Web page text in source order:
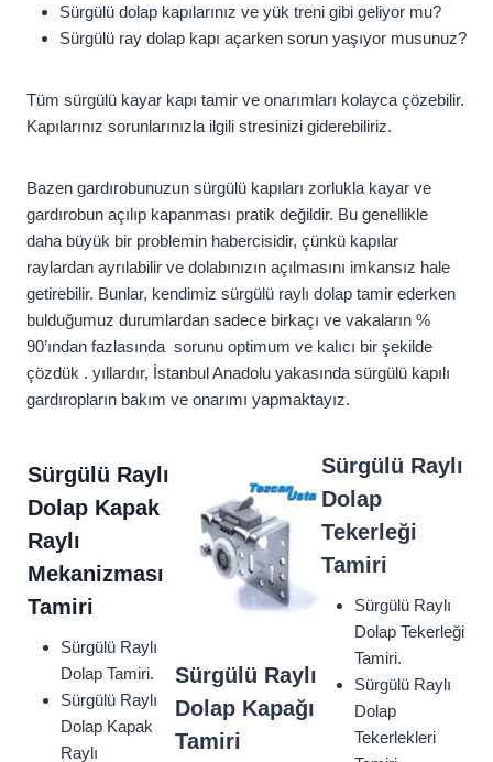
Sürgülü dolap kapılarınız ve yük treni gibi geliyor mu?
Sürgülü ray dolap kapı açarken sorun yaşıyor musunuz?
Tüm sürgülü kayar kapı tamir ve onarımları kolayca çözebilir.
Kapılarınız sorunlarınızla ilgili stresinizi giderebiliriz.
Bazen gardırobunuzun sürgülü kapıları zorlukla kayar ve
gardırobun açılıp kapanması pratik değildir. Bu genellikle
daha büyük bir problemin habercisidir, çünkü kapılar
raylardan ayrılabilir ve dolabınızın açılmasını imkansız hale
getirebilir. Bunlar, kendimiz sürgülü raylı dolap tamir ederken
bulduğumuz durumlardan sadece birkaçı ve vakaların %
90’ından fazlasında sorunu optimum ve kalıcı bir şekilde
çözdük . yıllardır, İstanbul Anadolu yakasında sürgülü kapılı
gardıropların bakım ve onarımı yapmaktayız.
Sürgülü Raylı
Dolap Kapak
Raylı
Mekanizması
Tamiri
Sürgülü Raylı
Dolap Tamiri.
Sürgülü Raylı
Dolap Kapak
Raylı
Sürgülü Raylı
Dolap Kapağı
Tamiri
Sürgülü Raylı
Dolap
Tekerleği
Tamiri
Sürgülü Raylı
Dolap Tekerleği
Tamiri.
Sürgülü Raylı
Dolap
Tekerlekleri